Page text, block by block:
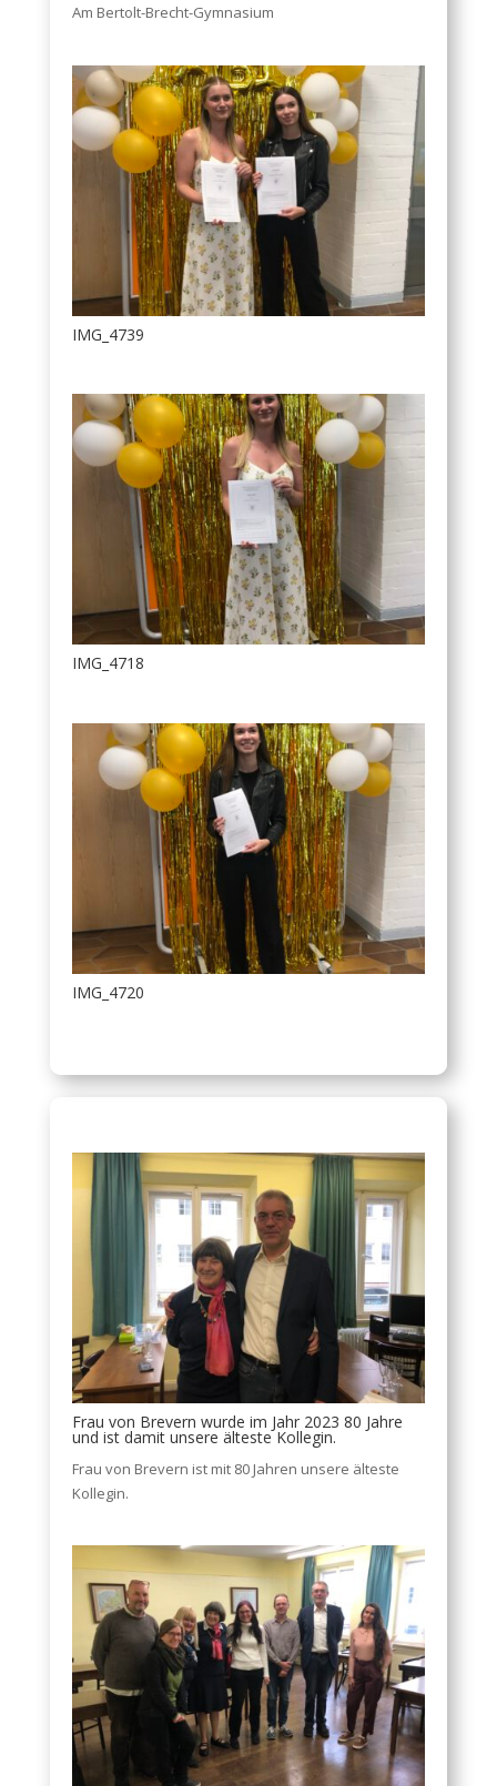
Am Bertolt-Brecht-Gymnasium
IMG_4739
IMG_4718
IMG_4720
Frau von Brevern wurde im Jahr 2023 80 Jahre
und ist damit unsere älteste Kollegin.
Frau von Brevern ist mit 80 Jahren unsere älteste
Kollegin.